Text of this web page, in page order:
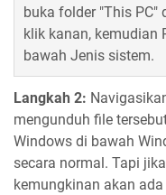
buka folder "This PC"
klik kanan, kemudian
bawah Jenis sistem.
Langkah 2:
mengunduh file
Windows di bawah
secara normal. Tapi
kemungkinan akan